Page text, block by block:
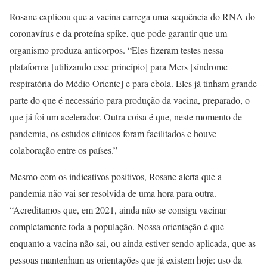
Rosane explicou que a vacina carrega uma sequência do RNA do
coronavírus e da proteína spike, que pode garantir que um
organismo produza anticorpos. “Eles fizeram testes nessa
plataforma [utilizando esse princípio] para Mers [síndrome
respiratória do Médio Oriente] e para ebola. Eles já tinham grande
parte do que é necessário para produção da vacina, preparado, o
que já foi um acelerador. Outra coisa é que, neste momento de
pandemia, os estudos clínicos foram facilitados e houve
colaboração entre os países.”
Mesmo com os indicativos positivos, Rosane alerta que a
pandemia não vai ser resolvida de uma hora para outra.
“Acreditamos que, em 2021, ainda não se consiga vacinar
completamente toda a população. Nossa orientação é que
enquanto a vacina não sai, ou ainda estiver sendo aplicada, que as
pessoas mantenham as orientações que já existem hoje: uso da